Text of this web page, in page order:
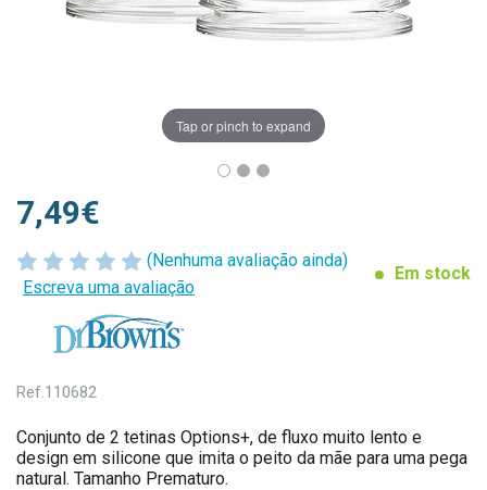
Tap or pinch to expand
(Nenhuma avaliação ainda)
Escreva uma avaliação
Em stock
7,49€
Ref.110682
Conjunto de 2 tetinas Options+, de fluxo muito lento e
design em silicone que imita o peito da mãe para uma pega
natural. Tamanho Prematuro.